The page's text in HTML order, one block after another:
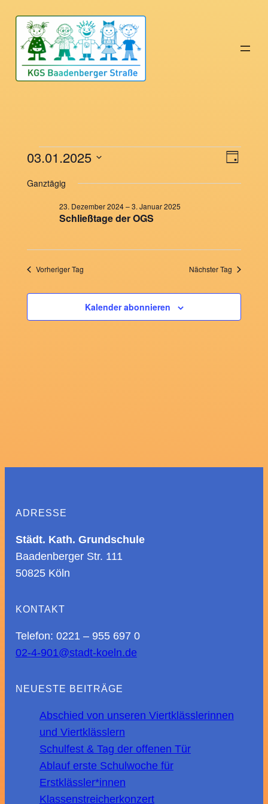
Veranstaltungen
für
Januar
2025
Tag
03.01.2025
wählen.
Ganztägig
Schließtage der OGS
23. Dezember 2024–3. Januar 2025
Vorheriger Tag Nächster Tag
Kalender abonnieren
ADRESSE
Städt. Kath. Grundschule
Baadenberger Str. 111
50825 Köln
KONTAKT
Telefon: 0221 – 955 697 0
02-4-901@stadt-koeln.de
NEUESTE BEITRÄGE
Abschied von unseren Viertklässlerinnen
und Viertklässlern
Schulfest & Tag der offenen Tür
Ablauf erste Schulwoche für
Erstklässler*innen
Klassenstreicherkonzert